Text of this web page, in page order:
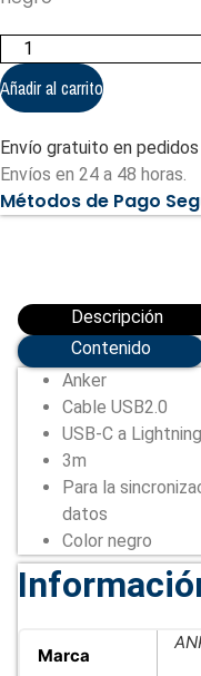
Anker
-
Cable
USB2.0
(ANK-
USBC-
LGT-
300-
B)
cantidad
Añadir al carrito
Envío gratuito en
Envíos en 24 a 48 horas.
Métodos de Pago
Descripción
Contenido
Anker
Cable USB2.0
USB-C a Lightning
3m
Para la
datos
Color negro
Marca